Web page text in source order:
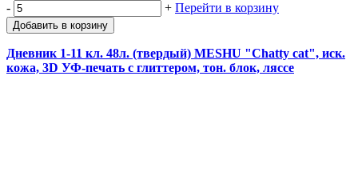
- + Перейти в корзину
Добавить в корзину
Дневник 1-11 кл. 48л. (твердый) MESHU "Сhatty cat", иск.
кожа, 3D УФ-печать с глиттером, тон. блок, ляссе